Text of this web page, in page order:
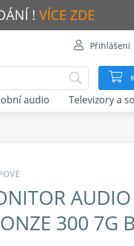
! VÍCE ZDE
Přihlášení
AUDIO
300 7G
audio Televizory a